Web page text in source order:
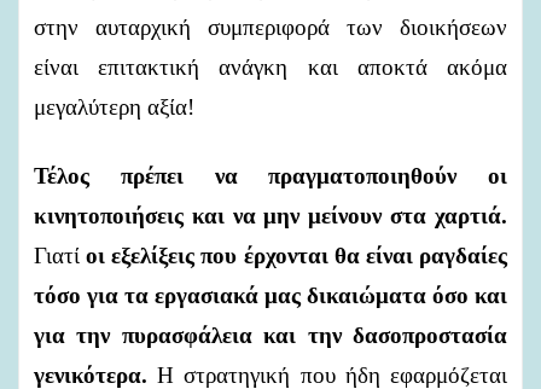
στην αυταρχική συμπεριφορά των διοικήσεων
είναι επιτακτική ανάγκη και αποκτά ακόμα
μεγαλύτερη αξία!
Τέλος πρέπει να πραγματοποιηθούν οι
κινητοποιήσεις και να μην μείνουν στα χαρτιά.
Γιατίοι εξελίξεις που έρχονται θα είναι ραγδαίες
τόσο για τα εργασιακά μας δικαιώματα όσο και
γιατην πυρασφάλεια και την δασοπροστασία
γενικότερα. Η στρατηγική που ήδη εφαρμόζεται